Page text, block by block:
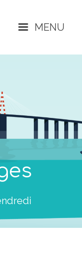
MENU